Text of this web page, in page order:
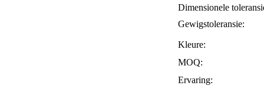
Dimensionele
Gewigstoleransie:
Kleure:
MOQ:
Ervaring: